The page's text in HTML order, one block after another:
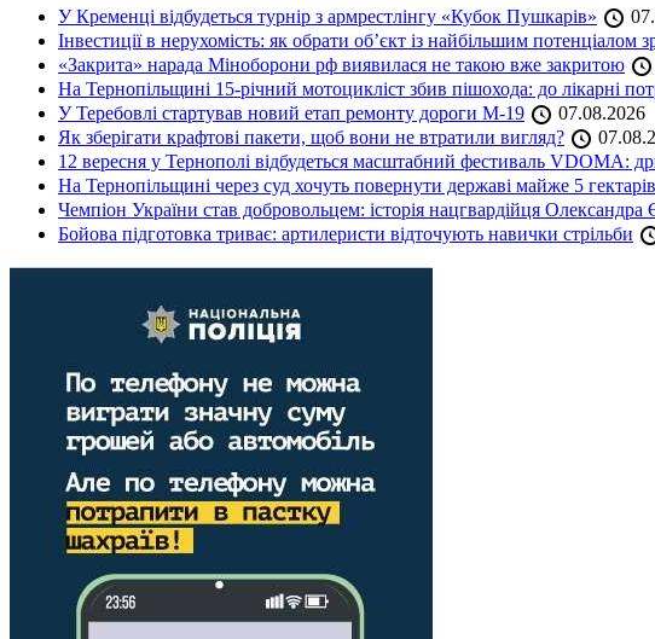
У Кременці відбудеться турнір з армрестлінгу «Кубок Пушкарів»
Інвестиції в нерухомість: як обрати об’єкт із найбільшим потенціалом
«Закрита» нарада Міноборони рф виявилася не такою вже закритою
На Тернопільщині 15-річний мотоцикліст збив пішохода: до лікарні
У Теребовлі стартував новий етап ремонту дороги М-19
07.08.2026
Як зберігати крафтові пакети, щоб вони не втратили вигляд?
12 вересня у Тернополі відбудеться масштабний фестиваль
На Тернопільщині через суд хочуть повернути державі майже 5
Чемпіон України став добровольцем: історія нацгвардійця Олександра
Бойова підготовка триває: артилеристи відточують навички стрільби